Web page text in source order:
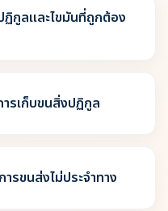
กูลและไขมันที่ถูกต้อง
รเก็บขนสิ่งปฏิกูล
รขนส่งไม่ประจำทาง